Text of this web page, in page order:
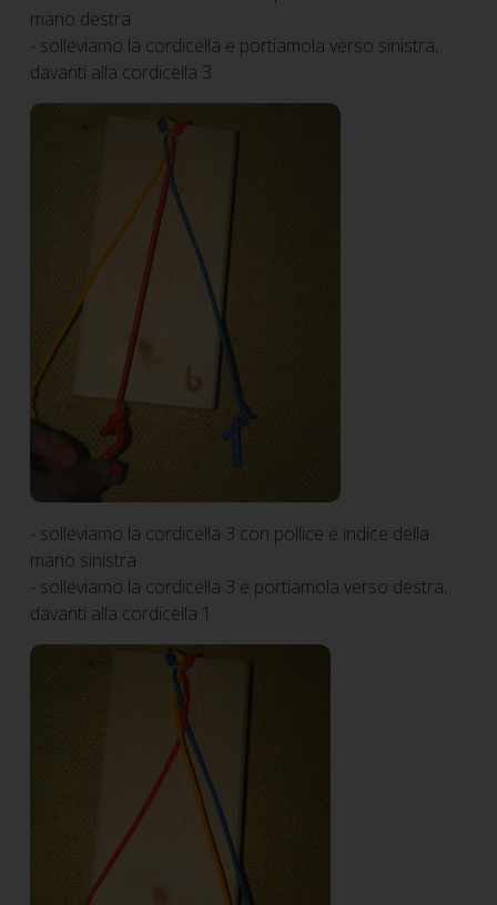
mano destra
- solleviamo la cordicella e portiamola verso sinistra,
davanti alla cordicella 3
- solleviamo la cordicella 3 con pollice e indice della
mano sinistra
- solleviamo la cordicella 3 e portiamola verso destra,
davanti alla cordicella 1